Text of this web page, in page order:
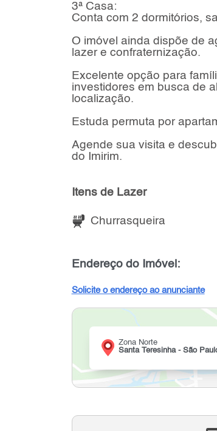
3ª Casa:
Conta com 2 dormitórios,
O imóvel ainda dispõe de
lazer e confraternização.
Excelente opção para
investidores em busca de
localização.
Estuda permuta por
Agende sua visita e
do Imirim.
Itens de Lazer
Churrasqueira
Endereço do Imóvel:
Solicite o endereço ao anunciante
Zona Norte
Santa Teresinha - São